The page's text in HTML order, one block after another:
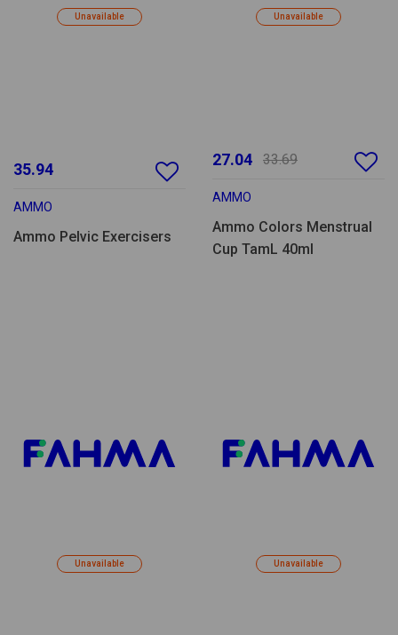
Unavailable
35.94
AMMO
Ammo Pelvic Exercisers
Unavailable
27.04 33.69
AMMO
Ammo Colors Menstrual
Cup TamL 40ml
Unavailable Unavailable